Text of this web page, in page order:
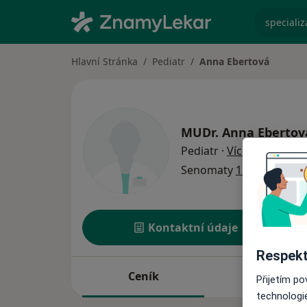
Hlavní Stránka Pediatr Anna Ebertová
MUDr. Anna
Pediatr · Více
o
Senomaty 1 adresa
Kontaktní údaje
Ceník Adresy
Přijetím